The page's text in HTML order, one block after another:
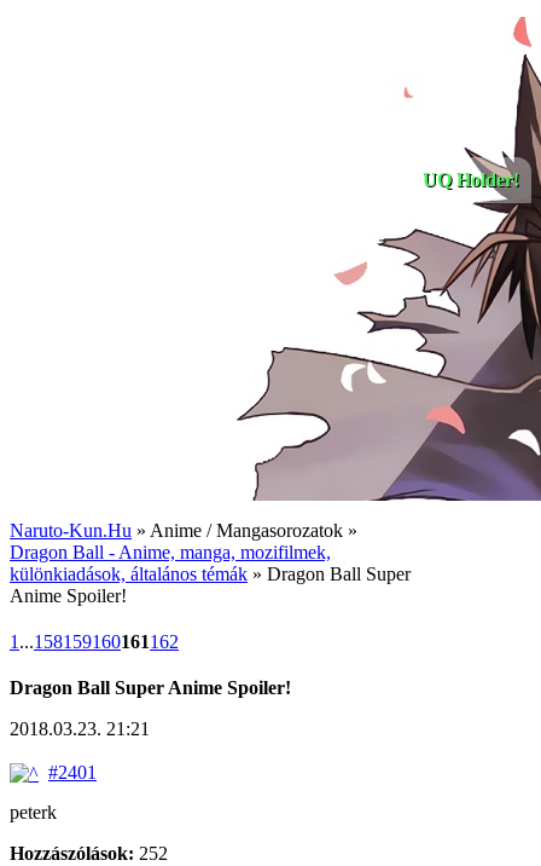
UQ Holder!
Naruto-Kun.Hu » Anime / Mangasorozatok »
Dragon Ball - Anime, manga, mozifilmek,
különkiadások, általános témák » Dragon Ball Super
Anime Spoiler!
1 ...158159160161162
Dragon Ball Super Anime Spoiler!
2018.03.23. 21:21
#2401
peterk
Hozzászólások: 252